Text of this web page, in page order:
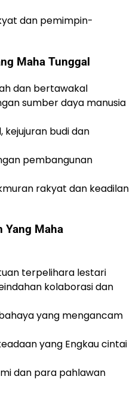
dan pemimpin-
Maha Tunggal
dan bertawakal
sumber daya manusia
budi dan
pembangunan
rakyat dan keadilan
Yang Maha
terpelihara lestari
kolaborasi dan
yang mengancam
yang Engkau cintai
dan para pahlawan